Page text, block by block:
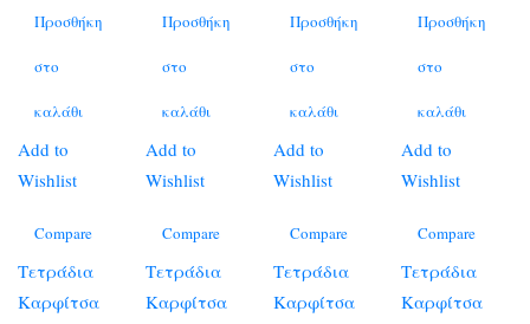
Προσθήκη
στο
καλάθι
Add to
Wishlist
Compare
Τετράδια
Καρφίτσα
Προσθήκη
στο
καλάθι
Add to
Wishlist
Compare
Τετράδια
Καρφίτσα
Προσθήκη
στο
καλάθι
Add to
Wishlist
Compare
Τετράδια
Καρφίτσα
Προσθήκη
στο
καλάθι
Add to
Wishlist
Compare
Τετράδια
Καρφίτσα